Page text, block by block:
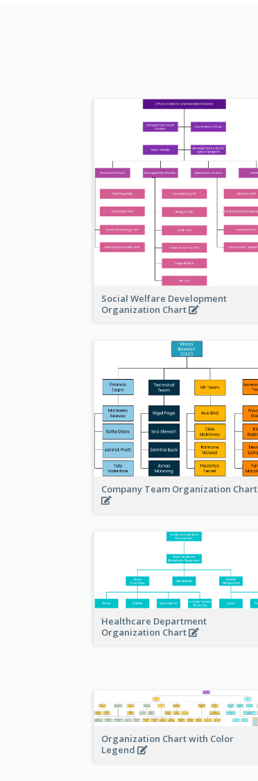
Social Welfare Development
Organization Chart
Company Team Organization Chart
Healthcare Department
Organization Chart
Organization Chart with Color
Legend